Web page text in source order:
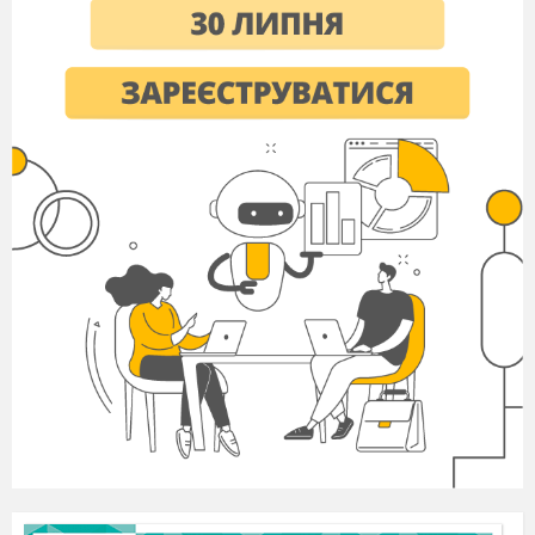
ІІІ. Формування нових знань і способів дії
Ознайомлення з поняттям «сума зручних
доданків» і окремими діями прийому
віднімання чисел на основі взаємозв’язку
додавання і віднімання
1. Ви помітили, що дуже легко віднімати від
суми двох чисел один із доданків.
Зіставте вирази в кожному стовпчику. Що в
них спільного? Чим вони відрізняються?
Обчисліть значення першого виразу. Чи
допоможе цей результат обчислити значення
другого виразу?